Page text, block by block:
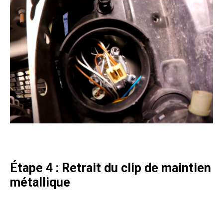
Étape 4 : Retrait du clip de maintien
métallique